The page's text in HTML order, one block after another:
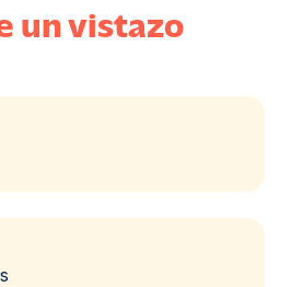
ventana)
un vistazo